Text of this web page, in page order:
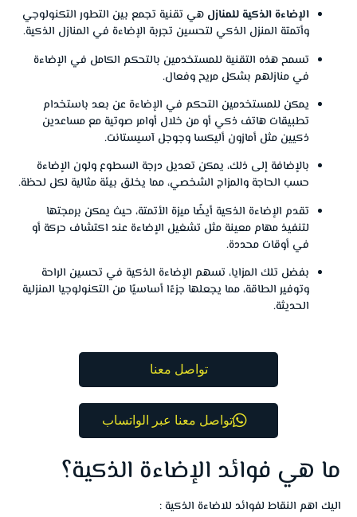
الإضاءة الذكية للمنازل هي تقنية تجمع بين التطور التكنولوجي
وأتمتة المنزل الذكي لتحسين تجربة الإضاءة في المنازل الذكية.
تسمح هذه التقنية للمستخدمين بالتحكم الكامل في الإضاءة
في منازلهم بشكل مريح وفعال.
يمكن للمستخدمين التحكم في الإضاءة عن بعد باستخدام
تطبيقات هاتف ذكي أو من خلال أوامر صوتية مع مساعدين
ذكيين مثل أمازون أليكسا وجوجل آسيستانت.
بالإضافة إلى ذلك، يمكن تعديل درجة السطوع ولون الإضاءة
حسب الحاجة والمزاج الشخصي، مما يخلق بيئة مثالية لكل لحظة.
تقدم الإضاءة الذكية أيضًا ميزة الأتمتة، حيث يمكن برمجتها
لتنفيذ مهام معينة مثل تشغيل الإضاءة عند اكتشاف حركة أو
في أوقات محددة.
بفضل تلك المزايا، تسهم الإضاءة الذكية في تحسين الراحة
وتوفير الطاقة، مما يجعلها جزءًا أساسيًا من التكنولوجيا المنزلية
الحديثة.
تواصل معنا
تواصل معنا عبر الواتساب
ما هي فوائد الإضاءة الذكية؟
اليك اهم النقاط لفوائد للاضاءة الذكية :